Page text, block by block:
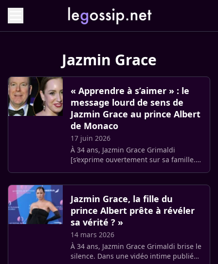
Jazmin Grace
« Apprendre à s’aimer » : le
message lourd de sens de
Jazmin Grace au prince Albert
de Monaco
17 juin 2026
À 34 ans, Jazmin Grace Grimaldi
[s’exprime ouvertement sur sa famille.
Jazmin Grace, la fille du
prince Albert prête à révéler
sa vérité ? »
14 mars 2026
À 34 ans, Jazmin Grace Grimaldi brise le
silence. Dans une vidéo intime publiée